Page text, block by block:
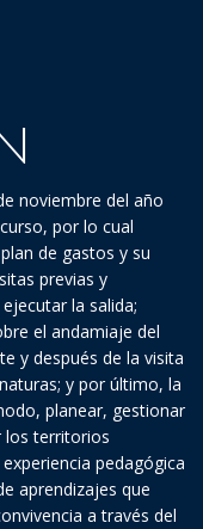
noviembre del año
por lo cual
de gastos y su
previas y
la salida;
el andamiaje del
y después de la visita
y por último, la
planear, gestionar
los territorios
pedagógica
aprendizajes que
a través del